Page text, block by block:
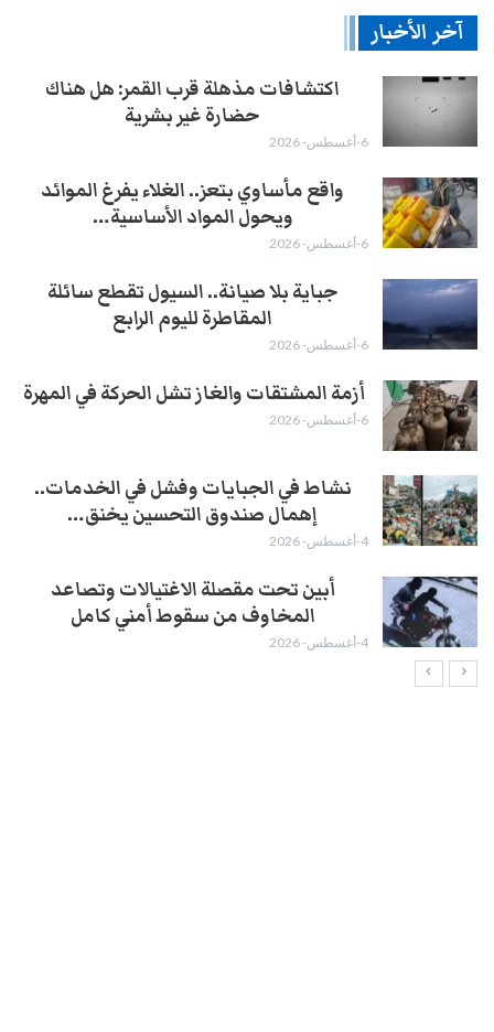
آخر الأخبار
اكتشافات مذهلة قرب القمر: هل هناك
حضارة غير بشرية
6-أغسطس- 2026
واقع مأساوي بتعز.. الغلاء يفرغ الموائد
ويحول المواد الأساسية…
6-أغسطس- 2026
جباية بلا صيانة.. السيول تقطع سائلة
المقاطرة لليوم الرابع
6-أغسطس- 2026
أزمة المشتقات والغاز تشل الحركة في المهرة ​
6-أغسطس- 2026
نشاط في الجبايات وفشل في الخدمات..
إهمال صندوق التحسين يخنق…
4-أغسطس- 2026
أبين تحت مقصلة الاغتيالات وتصاعد
المخاوف من سقوط أمني كامل
4-أغسطس- 2026